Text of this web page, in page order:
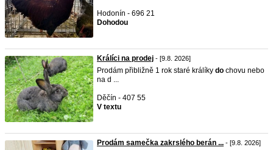
Hodonín - 696 21
Dohodou
Králíci na prodej - [9.8. 2026]
Prodám přibližně 1 rok staré králíky do chovu nebo
na d ...
Děčín - 407 55
V textu
Prodám samečka zakrslého berán ... - [9.8. 2026]